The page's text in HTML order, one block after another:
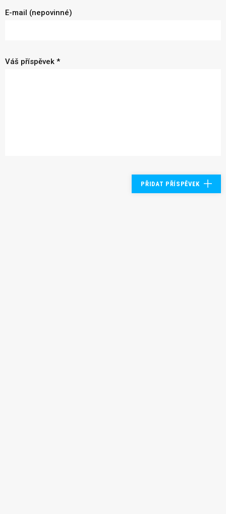
E-mail (nepovinné)
Váš příspěvek *
PŘIDAT PŘÍSPĚVEK